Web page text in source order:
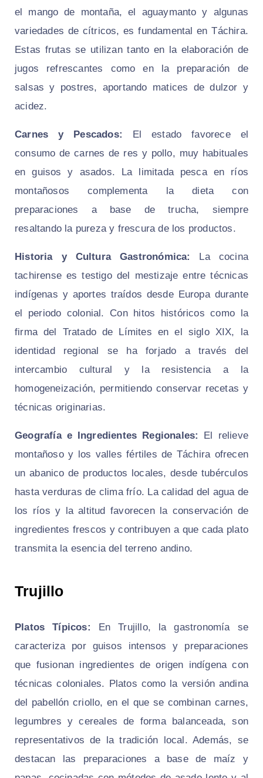
el mango de montaña, el aguaymanto y algunas
variedades de cítricos, es fundamental en Táchira.
Estas frutas se utilizan tanto en la elaboración de
jugos refrescantes como en la preparación de
salsas y postres, aportando matices de dulzor y
acidez.
Carnes y Pescados:
El estado favorece el
consumo de carnes de res y pollo, muy habituales
en guisos y asados. La limitada pesca en ríos
montañosos complementa la dieta con
preparaciones a base de trucha, siempre
resaltando la pureza y frescura de los productos.
Historia y Cultura Gastronómica:
La cocina
tachirense es testigo del mestizaje entre técnicas
indígenas y aportes traídos desde Europa durante
el periodo colonial. Con hitos históricos como la
firma del Tratado de Límites en el siglo XIX, la
identidad regional se ha forjado a través del
intercambio cultural y la resistencia a la
homogeneización, permitiendo conservar recetas y
técnicas originarias.
Geografía e Ingredientes Regionales:
El relieve
montañoso y los valles fértiles de Táchira ofrecen
un abanico de productos locales, desde tubérculos
hasta verduras de clima frío. La calidad del agua de
los ríos y la altitud favorecen la conservación de
ingredientes frescos y contribuyen a que cada plato
transmita la esencia del terreno andino.
Trujillo
Platos Típicos: En Trujillo, la gastronomía se
caracteriza por guisos intensos y preparaciones
que fusionan ingredientes de origen indígena con
técnicas coloniales. Platos como la versión andina
del pabellón criollo, en el que se combinan carnes,
legumbres y cereales de forma balanceada, son
representativos de la tradición local. Además, se
destacan las preparaciones a base de maíz y